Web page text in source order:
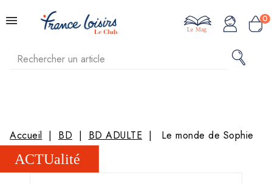
0
Le Mag
Accueil BD BD ADULTE Le monde de Sophie